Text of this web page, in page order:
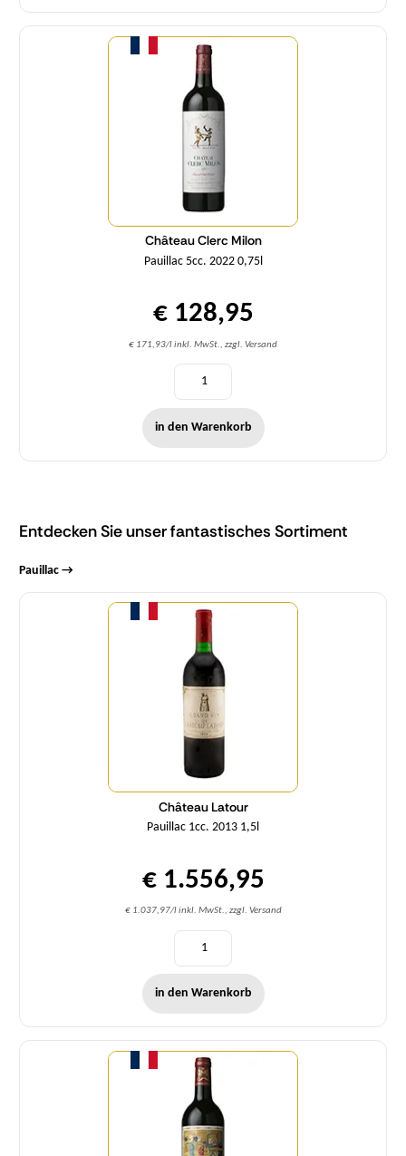
Château Clerc Milon
Pauillac 5cc. 2022 0,75l
€ 128,95
€ 171,93/l inkl. MwSt., zzgl. Versand
Menge
in den Warenkorb
Entdecken Sie unser fantastisches Sortiment
Pauillac →
Château Latour
Pauillac 1cc. 2013 1,5l
€ 1.556,95
€ 1.037,97/l inkl. MwSt., zzgl. Versand
Menge
in den Warenkorb
Menge